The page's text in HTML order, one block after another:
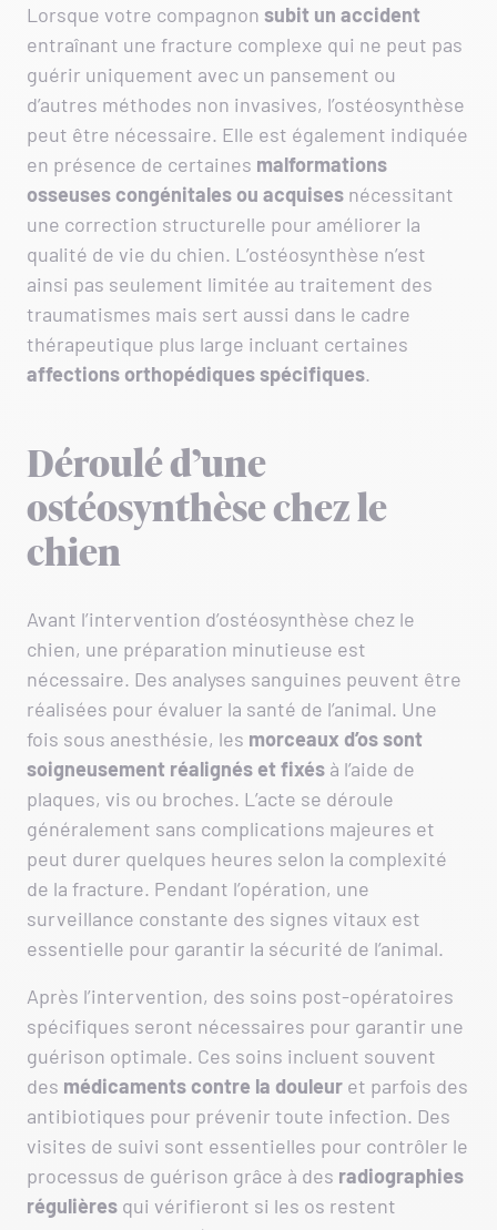
Lorsque votre compagnon subit un accident
entraînant une fracture complexe qui ne peut pas
guérir uniquement avec un pansement ou
d’autres méthodes non invasives, l’ostéosynthèse
peut être nécessaire. Elle est également indiquée
en présence de certaines malformations
osseuses congénitales ou acquises nécessitant
une correction structurelle pour améliorer la
qualité de vie du chien. L’ostéosynthèse n’est
ainsi pas seulement limitée au traitement des
traumatismes mais sert aussi dans le cadre
thérapeutique plus large incluant certaines
affections orthopédiques spécifiques.
Déroulé d’une
ostéosynthèse chez le
chien
Avant l’intervention d’ostéosynthèse chez le
chien, une préparation minutieuse est
nécessaire. Des analyses sanguines peuvent être
réalisées pour évaluer la santé de l’animal. Une
fois sous anesthésie, les morceaux d’os sont
soigneusement réalignés et fixés à l’aide de
plaques, vis ou broches. L’acte se déroule
généralement sans complications majeures et
peut durer quelques heures selon la complexité
de la fracture. Pendant l’opération, une
surveillance constante des signes vitaux est
essentielle pour garantir la sécurité de l’animal.
Après l’intervention, des soins post-opératoires
spécifiques seront nécessaires pour garantir une
guérison optimale. Ces soins incluent souvent
des médicaments contre la douleur et parfois des
antibiotiques pour prévenir toute infection. Des
visites de suivi sont essentielles pour contrôler le
processus de guérison grâce à des radiographies
régulières qui vérifieront si les os restent